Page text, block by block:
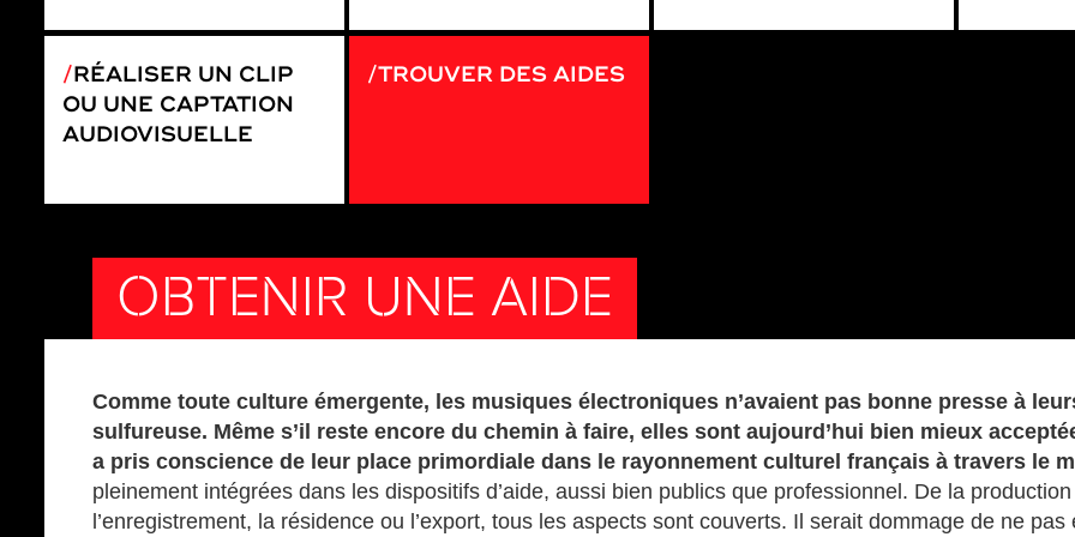
RÉALISER UN CLIP
OU UNE CAPTATION
AUDIOVISUELLE
TROUVER DES AIDES
OBTENIR UNE AIDE
Comme toute culture émergente, les musiques électroniques n’avaient pas bonne presse à
sulfureuse. Même s’il reste encore du chemin à faire, elles sont aujourd’hui bien mieux
a pris conscience de leur place primordiale dans le rayonnement culturel français à travers le
pleinement intégrées dans les dispositifs d’aide, aussi bien publics que professionnel. De la
l’enregistrement, la résidence ou l’export, tous les aspects sont couverts. Il serait dommage de ne pas